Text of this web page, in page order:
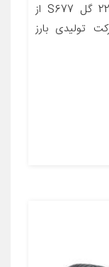
معرفی محصول لاستیک بارز 225/65R17 گل S677 از
تولیدی بارز